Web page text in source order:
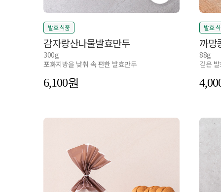
발효 식품
감자랑산나물발효만두
300g
포화지방을 낮춰 속 편한 발효만두
6,100
발효
까망
88g
깊은